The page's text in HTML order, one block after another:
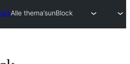
Alle thema’sunBlock